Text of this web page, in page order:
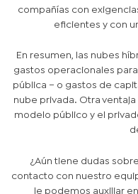
compañías con
eficientes y con
En resumen, las nubes
gastos operacionales
pública – o gastos de
nube privada. Otra
modelo público y el
¿Aún tiene dudas
contacto con nuestro
le podemos auxiliar